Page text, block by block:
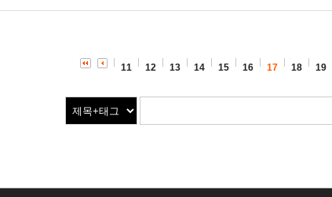
11 12 13 14 15 16 17 18 19